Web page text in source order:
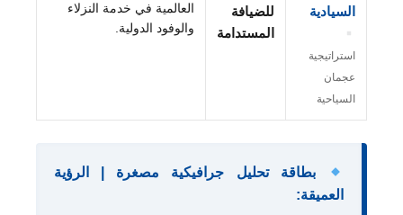
السيادية
استراتيجية
عجمان
السياحية
للضيافة
المستدامة
العالمية في خدمة النزلاء
والوفود الدولية.
بطاقة تحليل جرافيكية مصغرة | الرؤية
العميقة: